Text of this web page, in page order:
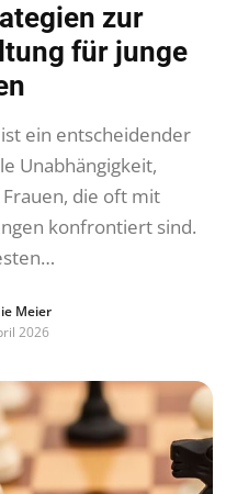
zur
für junge
ein entscheidender
Unabhängigkeit,
die oft mit
konfrontiert sind.
Meier
2026